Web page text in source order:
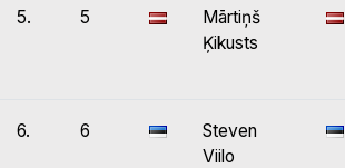
5. 5
Mārtiņš
Ķikusts
6. 6
Steven
Viilo